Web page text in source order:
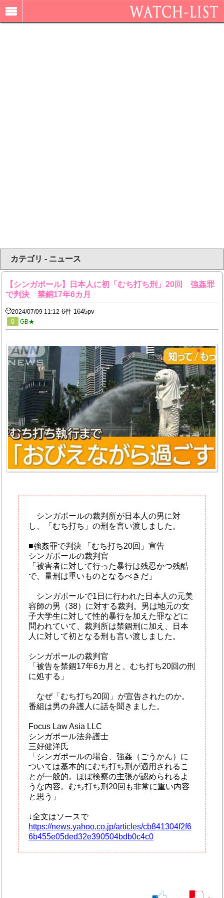
カテゴリ - ニュース
【シンガポール】日本人に初「むち打ち刑」20回 強姦罪
で判決 禁錮17年6カ月
2024/07/09 11:12 6件 1645pv
0 GB★
シンガポールの裁判所が日本人の男に対
し、「むち打ち」の刑を言い渡しました。
■強姦罪で判決 「むち打ち20回」宣告
シンガポールの裁判官
「被害者に対して行った暴行は残忍かつ残酷
で、量刑は重いものとなるべきだ」
シンガポールで1日に行われた日本人の元美
容師の男（38）に対する裁判。男は地元の女
子大学生に対して性的暴行を加えた罪などに
問われていて、裁判所は禁錮刑に加え、日本
人に対して初となる刑も言い渡しました。
シンガポールの裁判官
「被告を禁錮17年6カ月と、むち打ち20回の刑
に処する」
なぜ「むち打ち20回」が宣告されたのか。
番組は男の弁護人に話を聞きました。
Focus Law Asia LLC
シンガポール法弁護士
三好健洋氏
「シンガポールの場合、強姦（ごうかん）に
ついては基本的にむち打ち刑が適用されるこ
とが一般的。ほぼ検察の主張が認められるよ
うな内容。むち打ち刑20回も非常に重い内容
と思う」
↓全文はソースで
https://news.yahoo.co.jp/articles/cb841304f2f6
6b455e05ded32e390504bdb0c4c0